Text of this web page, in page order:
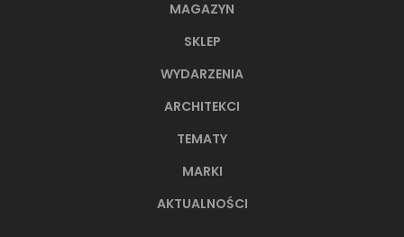
MAGAZYN
SKLEP
WYDARZENIA
ARCHITEKCI
TEMATY
MARKI
AKTUALNOŚCI